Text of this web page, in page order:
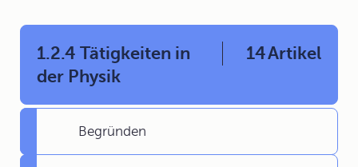
1.2.4 Tätigkeiten in
der Physik
14Artikel
Begründen